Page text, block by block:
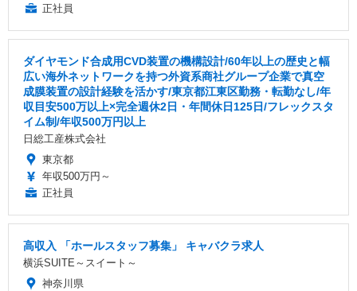
正社員
ダイヤモンド合成用CVD装置の機構設計/60年以上の歴史と幅
広い海外ネットワークを持つ外資系商社グループ企業で真空
成膜装置の設計経験を活かす/東京都江東区勤務・転勤なし/年
収目安500万以上×完全週休2日・年間休日125日/フレックスタ
イム制/年収500万円以上
日総工産株式会社
東京都
年収500万円～
正社員
高収入 「ホールスタッフ募集」 キャバクラ求人
横浜SUITE～スイート～
神奈川県